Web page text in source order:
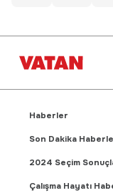
Haberler
Son Dakika
2024 Seçim
Çalışma Hayatı